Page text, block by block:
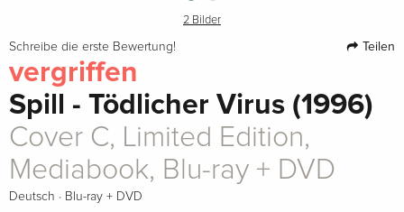
2 Bilder
Schreibe die erste Bewertung! Teilen
vergriffen
Spill - Tödlicher Virus (1996)
Cover C, Limited Edition,
Mediabook, Blu-ray + DVD
Deutsch · Blu-ray + DVD